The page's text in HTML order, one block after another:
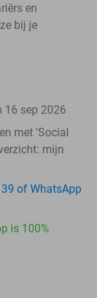
en
bij je
sep 2026
met 'Social
mijn
of WhatsApp
is 100%